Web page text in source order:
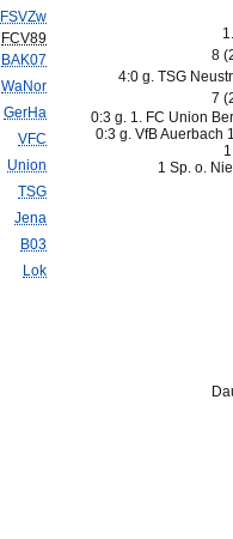
FSVZw
FCV89
BAK07
WaNor
GerHa
VFC
Union
TSG
Jena
B03
Lok
8
4:0 g. TSG
7
0:3 g. 1. FC Union
0:3 g. VfB Auerbach
1 Sp. o.